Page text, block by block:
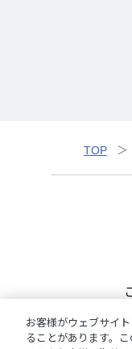
TOP
お客様がウェブサイ
ることがあります。